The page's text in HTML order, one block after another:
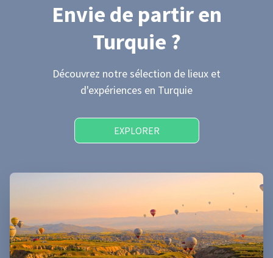
Envie de partiren
Turquie ?
Découvrez notre sélection de lieux et
d'expériences en Turquie
EXPLORER